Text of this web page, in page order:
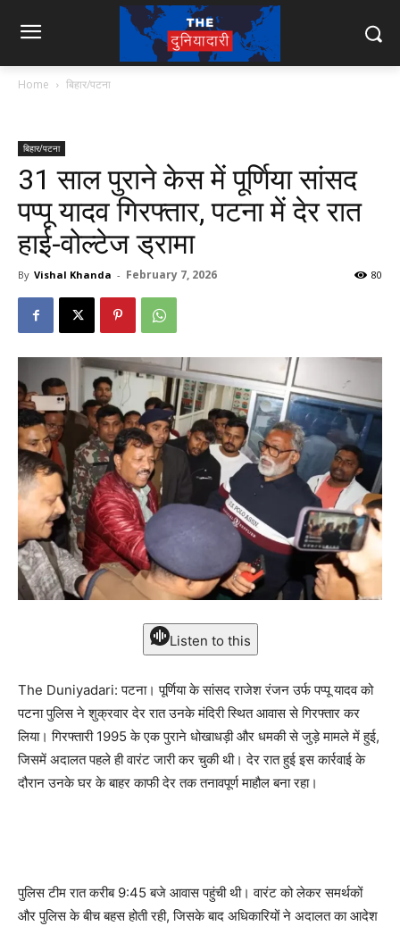
Home बिहार/पटना
बिहार/पटना
31 साल पुराने केस में पूर्णिया सांसद
पप्पू यादव गिरफ्तार, पटना में देर रात
हाई-वोल्टेज ड्रामा
By Vishal Khanda - February 7, 2026 80
Listen to this
The Duniyadari: पटना। पूर्णिया के सांसद राजेश रंजन उर्फ पप्पू यादव को
पटना पुलिस ने शुक्रवार देर रात उनके मंदिरी स्थित आवास से गिरफ्तार कर
लिया। गिरफ्तारी 1995 के एक पुराने धोखाधड़ी और धमकी से जुड़े मामले में हुई,
जिसमें अदालत पहले ही वारंट जारी कर चुकी थी। देर रात हुई इस कार्रवाई के
दौरान उनके घर के बाहर काफी देर तक तनावपूर्ण माहौल बना रहा।
पुलिस टीम रात करीब 9:45 बजे आवास पहुंची थी। वारंट को लेकर समर्थकों
और पुलिस के बीच बहस होती रही, जिसके बाद अधिकारियों ने अदालत का आदेश